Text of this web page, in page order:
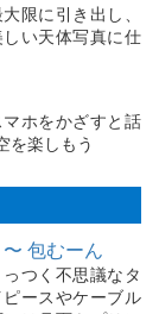
限に引き出し、
い天体写真に仕
ホをかざすと話
を楽しもう
包むーん
つく不思議なタ
ースやケーブル